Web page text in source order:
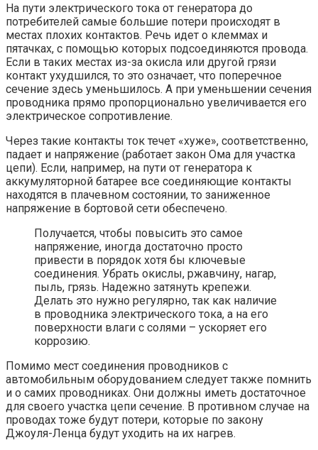
На пути электрического тока от генератора до
потребителей самые большие потери происходят в
местах плохих контактов. Речь идет о клеммах и
пятачках, с помощью которых подсоединяются провода.
Если в таких местах из-за окисла или другой грязи
контакт ухудшился, то это означает, что поперечное
сечение здесь уменьшилось. А при уменьшении сечения
проводника прямо пропорционально увеличивается его
электрическое сопротивление.
Через такие контакты ток течет «хуже», соответственно,
падает и напряжение (работает закон Ома для участка
цепи). Если, например, на пути от генератора к
аккумуляторной батарее все соединяющие контакты
находятся в плачевном состоянии, то заниженное
напряжение в бортовой сети обеспечено.
Получается, чтобы повысить это самое
напряжение, иногда достаточно просто
привести в порядок хотя бы ключевые
соединения. Убрать окислы, ржавчину, нагар,
пыль, грязь. Надежно затянуть крепежи.
Делать это нужно регулярно, так как наличие
в проводника электрического тока, а на его
поверхности влаги с солями – ускоряет его
коррозию.
Помимо мест соединения проводников с
автомобильным оборудованием следует также помнить
и о самих проводниках. Они должны иметь достаточное
для своего участка цепи сечение. В противном случае на
проводах тоже будут потери, которые по закону
Джоуля-Ленца будут уходить на их нагрев.